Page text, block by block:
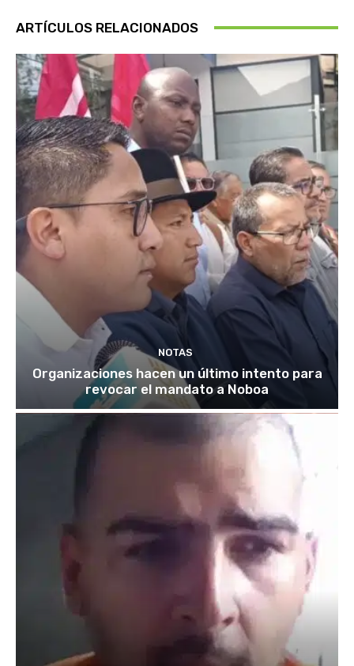
ARTÍCULOS RELACIONADOS
NOTAS
Organizaciones hacen un último intento para
revocar el mandato a Noboa